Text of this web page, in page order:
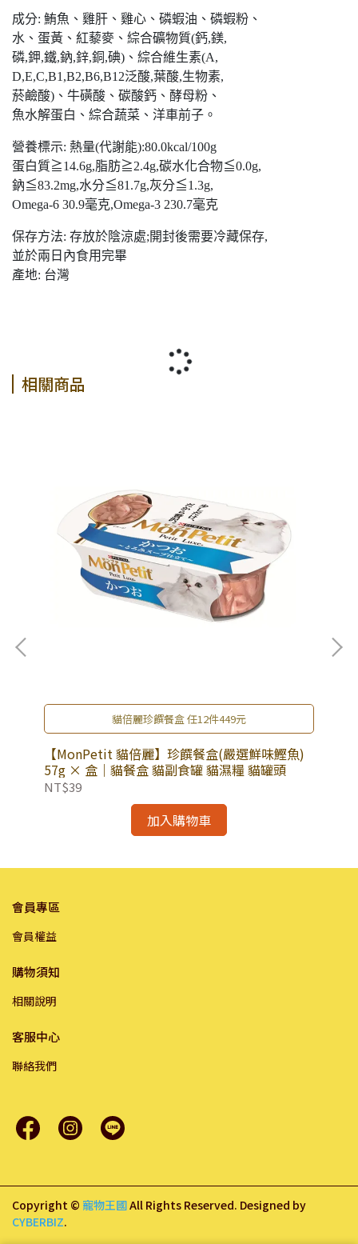
成分: 鮪魚、雞肝、雞心、磷蝦油、磷蝦粉、
水、蛋黃、紅藜麥、綜合礦物質(鈣,鎂,
磷,鉀,鐵,鈉,鋅,銅,碘)、綜合維生素(A,
D,E,C,B1,B2,B6,B12泛酸,葉酸,生物素,
菸鹼酸)、牛磺酸、碳酸鈣、酵母粉、
魚水解蛋白、綜合蔬菜、洋車前子。
營養標示: 熱量(代謝能):80.0kcal/100g
蛋白質≧14.6g,脂肪≧2.4g,碳水化合物≦0.0g,
鈉≦83.2mg,水分≦81.7g,灰分≦1.3g,
Omega-6 30.9毫克,Omega-3 230.7毫克
保存方法: 存放於陰涼處;開封後需要冷藏保存,
並於兩日內食用完畢
產地: 台灣
相關商品
貓倍麗珍饌餐盒 任12件449元
【MonPetit 貓倍麗】珍饌餐盒(嚴選鮮味鰹魚)
57g × 盒｜貓餐盒 貓副食罐 貓濕糧 貓罐頭
NT$39
加入購物車
會員專區
會員權益
購物須知
相關說明
客服中心
聯絡我們
Copyright © 寵物王國All Rights Reserved. Designed by
CYBERBIZ.